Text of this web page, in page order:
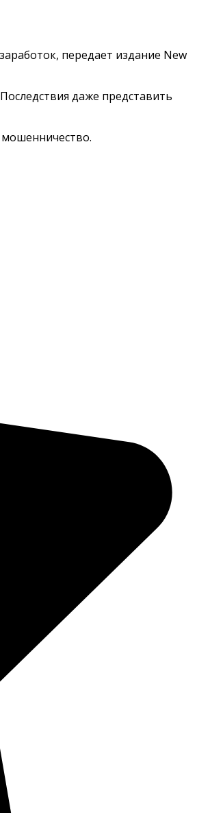
передает издание New
даже представить
мошенничество.